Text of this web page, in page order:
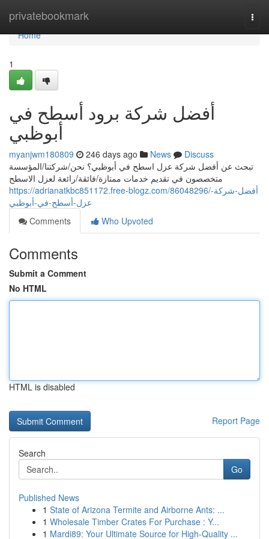
privatebookmark
Home
Home
1
أفضل شركة برود أسطح في
أبوظبي
myanjwm180809 246 days ago News
Discuss
تبحث عن أفضل شركة عزل اسطح في أبوظبي؟ نحن/شركتنا/المؤسسة
متخصصون في تقديم خدمات ممتازة/فائقة/رائعة لعزل الاسطح
https://adrianatkbc851172.free-blogz.com/86048296/أفضل-شركة-
عزل-أسطح-في-أبوظبي
Comments
Who Upvoted
Comments
Submit a Comment
No HTML
HTML is disabled
Report Page
Search
Go
Published News
1 State of Arizona Termite and Airborne Ants: ...
1 Wholesale Timber Crates For Purchase : Y...
1 Mardi89: Your Ultimate Source for High-Quality ...